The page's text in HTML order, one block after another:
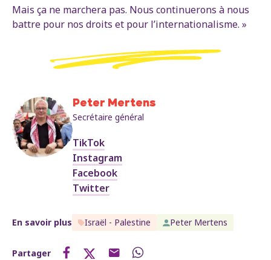
Mais ça ne marchera pas. Nous continuerons à nous
battre pour nos droits et pour l’internationalisme. »
Peter Mertens
Secrétaire général
TikTok
Instagram
Facebook
Twitter
En savoir plus Israël - Palestine Peter Mertens
Partager